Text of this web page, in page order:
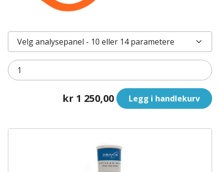
kr 1 250,00 Legg i handlekurv